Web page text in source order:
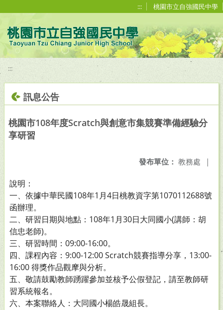
::: 桃園市立自強國民中學
:::
訊息公告
桃園市108年度Scratch與創意市集競賽準備經驗分
享研習
發布單位： 教務處 |
說明：
一、依據中華民國108年1月4日桃教資字第1070112688號
函辦理。
二、研習日期與地點：108年1月30日大同國小(講師：胡
信忠老師)。
三、研習時間：09:00-16:00。
四、課程內容：9:00-12:00 Scratch競賽指導分享，13:00-
16:00 得獎作品觀摩與分析。
五、敬請鼓勵教師踴躍參加並核予公假登記，請至教師研
習系統報名。
六、本案聯絡人：大同國小楊皓晟組長。